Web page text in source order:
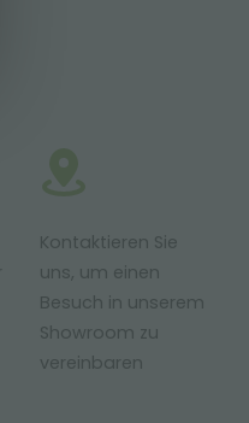
Kontaktieren Sie
uns, um einen
Besuch in unserem
Showroom zu
vereinbaren